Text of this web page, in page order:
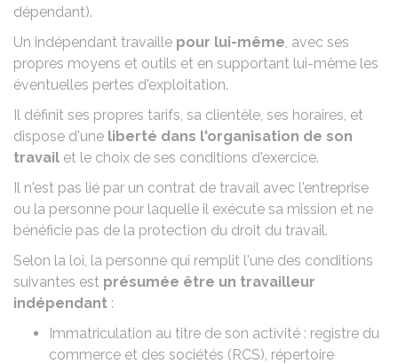
dépendant).
Un indépendant travaille pour lui-même, avec ses
propres moyens et outils et en supportant lui-même les
éventuelles pertes d'exploitation.
Il définit ses propres tarifs, sa clientèle, ses horaires, et
dispose d'une liberté dans l'organisation de son
travail et le choix de ses conditions d'exercice.
Il n'est pas lié par un contrat de travail avec l'entreprise
ou la personne pour laquelle il exécute sa mission et ne
bénéficie pas de la protection du droit du travail.
Selon la loi, la personne qui remplit l'une des conditions
suivantes est présumée être un travailleur
indépendant :
Immatriculation au titre de son activité : registre du
commerce et des sociétés (RCS), répertoire